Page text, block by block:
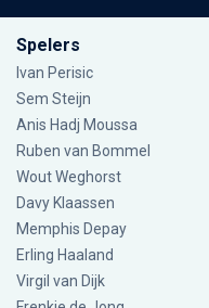
Spelers
Ivan Perisic
Sem Steijn
Anis Hadj Moussa
Ruben van Bommel
Wout Weghorst
Davy Klaassen
Memphis Depay
Erling Haaland
Virgil van Dijk